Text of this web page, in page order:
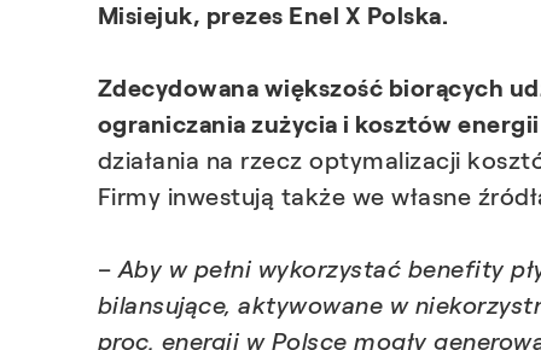
Misiejuk, prezes Enel X Polska.
Zdecydowana większość biorących
ograniczania zużycia i kosztów
działania na rzecz optymalizacji
Firmy inwestują także we własne
–Aby w pełni wykorzystać benefity
bilansujące, aktywowane w
proc. energii w Polsce mogły